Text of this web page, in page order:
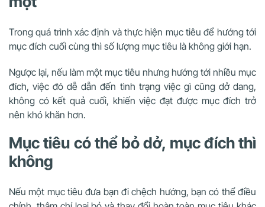
Trong quá trình xác định và thực hiện mục tiêu để hướng tới
mục đích cuối cùng thì số lượng mục tiêu là không giới hạn.
Ngược lại, nếu làm một mục tiêu nhưng hướng tới nhiều mục
đích, việc đó dễ dẫn đến tình trạng việc gì cũng dở dang,
không có kết quả cuối, khiến việc đạt được mục đích trở
nên khó khăn hơn.
Mục tiêu có thể bỏ dở, mục đích thì
không
Nếu một mục tiêu đưa bạn đi chệch hướng, bạn có thể điều